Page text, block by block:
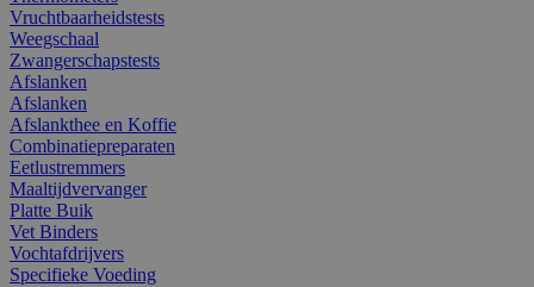
Vruchtbaarheidstests
Weegschaal
Zwangerschapstests
Afslanken
Afslanken
Afslankthee en Koffie
Combinatiepreparaten
Eetlustremmers
Maaltijdvervanger
Platte Buik
Vet Binders
Vochtafdrijvers
Specifieke Voeding